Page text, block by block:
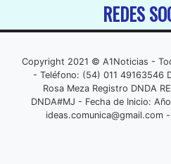
REDES
Copyright 2021 © A1Noticias -
- Teléfono: (54) 011 49163546
Rosa Meza Registro DNDA
DNDA#MJ - Fecha de Inicio:
ideas.comunica@gmail.com-